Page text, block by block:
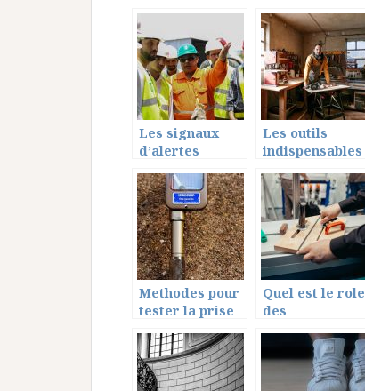
pour un style
moderne ?
Les signaux
d’alertes
professionnels
Les outils
indispensables
travaux sur
votre voiture!
Methodes pour
tester la prise
Quel est le role
des
dans les
travaux de
renovation ?